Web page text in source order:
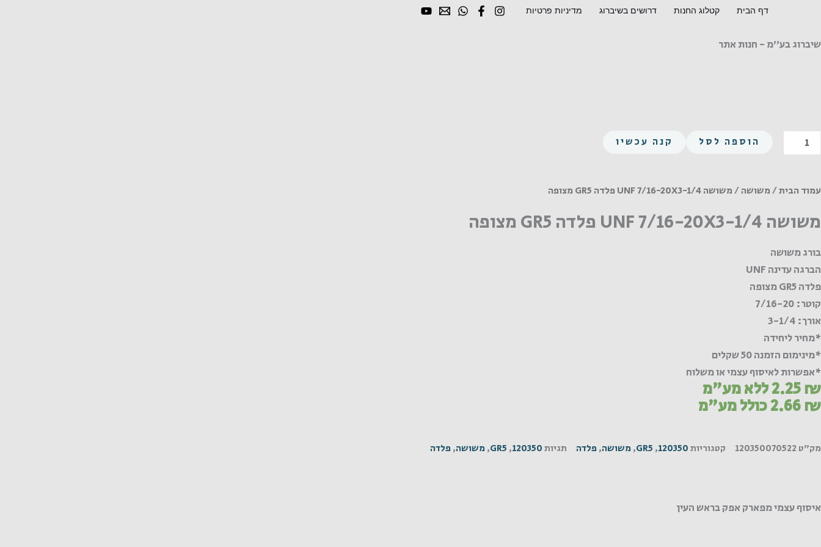
דף הבית קטלוג החנות דרושים בשיברוג מדיניות פרטיות
שיברוג בע"מ - חנות אתר
כמות
של
UNF
20X3-
פלדה
GR5
מצופה
הוספה לסל קנה עכשיו
עמוד הבית/משושה/ משושה UNF 7/16-20X3-1/4 פלדה GR5 מצופה
משושה UNF 7/16-20X3-1/4 פלדה GR5 מצופה
בורג משושה
הברגה עדינה UNF
פלדה GR5 מצופה
קוטר: 7/16-20
אורך: 3-1/4
*מחיר ליחידה
*מינימום הזמנה 50 שקלים
*אפשרות לאיסוף עצמי או משלוח
2.25₪ ללא מע"מ
2.66₪ כולל מע"מ
מק"ט 120350070522 קטגוריות120350
,
GR5
, משושה, פלדה תגיות120350
,
GR5
, משושה, פלדה
איסוף עצמי מפארק אפק בראש העין